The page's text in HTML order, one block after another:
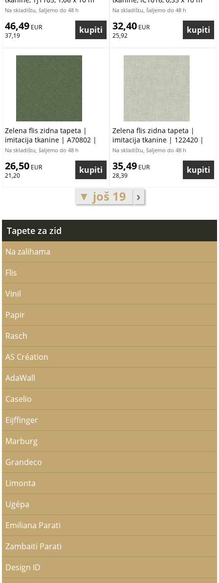
Na skladištu, šaljemo do 48 h
46,49 EUR
37,19
Na skladištu, šaljemo do 48 h
32,40 EUR
25,92
Zelena flis zidna tapeta |
imitacija tkanine | A70802 |
Ljepilo gratis
Na skladištu, šaljemo do 48 h
26,50 EUR
21,20
Zelena flis zidna tapeta |
imitacija tkanine | 122420 |
Ljepilo gratis
Na skladištu, šaljemo do 48 h
35,49 EUR
28,39
▼ još 19 ›
Tapete za zid
Na zalihama
Flis
Vinil
Papir
Rasch
AS Création
AdaWall
Caselio
Eijffinger
Marburg
Grandeco
Limonta
Ugépa
Emiliana Parati
Zambaiti Parati
Design ID